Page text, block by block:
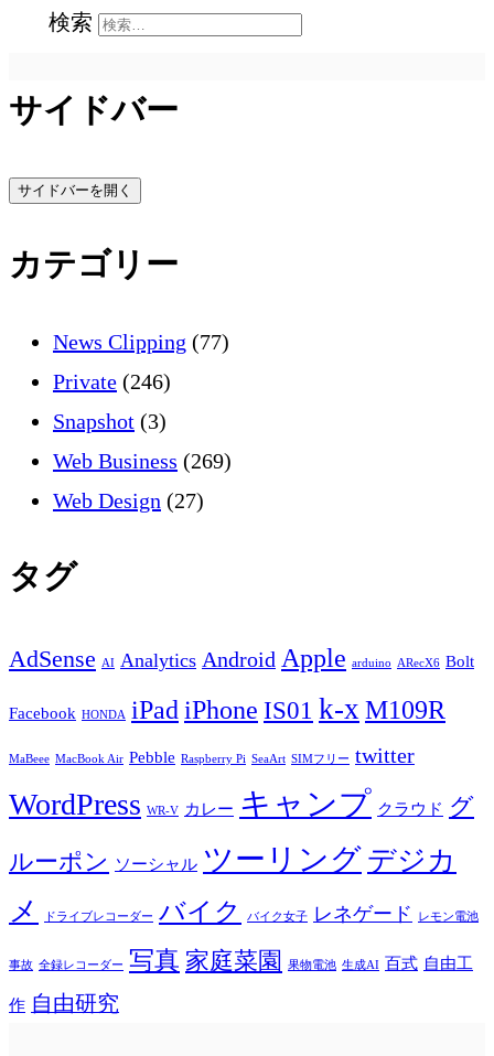
検索
サイドバー
サイドバーを開く
カテゴリー
News Clipping (77)
Private (246)
Snapshot (3)
Web Business (269)
Web Design (27)
タグ
AdSense AI Analytics Android Apple arduino ARecX6 Bolt
Facebook HONDA iPad iPhone IS01 k-xM109R
MaBeee MacBook Air Pebble Raspberry Pi SeaArt SIMフリー twitter
WordPress WR-V カレー キャンプ クラウド グ
ルーポン ソーシャル ツーリング デジカ
メ
ドライブレコーダー バイク バイク女子 レネゲード レモン電池
事故 全録レコーダー 写真 家庭菜園 果物電池 生成AI 百式 自由工
作 自由研究